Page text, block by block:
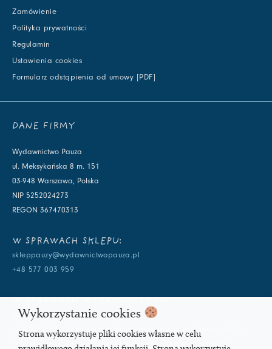
Zamówienie
Polityka prywatności
Regulamin
Ustawienia cookies
Formularz odstąpienia od umowy [PDF]
DANE FIRMY
Wydawnictwo Pauza
ul. Meksykańska 8 m. 151
03-948 Warszawa, Polska
NIP 5252024273
REGON 367470313
W SPRAWACH SKLEPU:
skleppauzy@wydawnictwopauza.pl
+48 577 003 959
info@wydawnictwopauza.pl
+48 501 177 119 (czynny w dni powszednie w godzinach 11-15,
proszę o wysłanie wiadomości SMS, gdybym nie odbierała)
Wykorzystanie cookies
Strona wykorzystuje pliki cookies własne w celu